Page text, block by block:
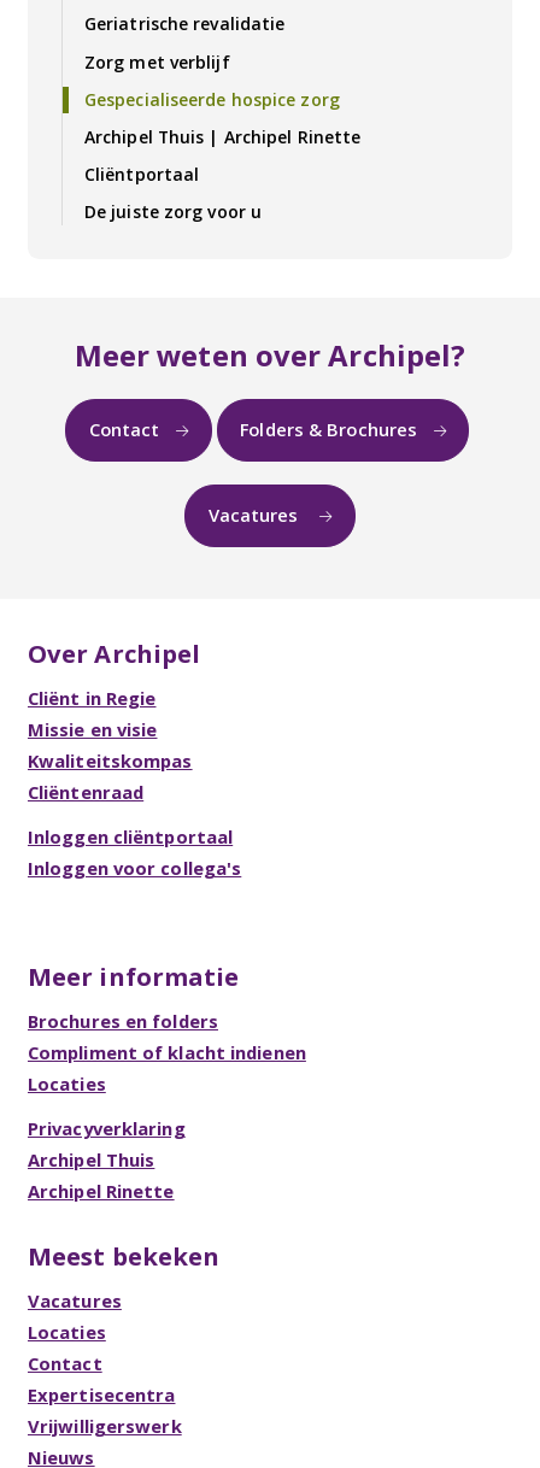
Geriatrische revalidatie
Zorg met verblijf
Gespecialiseerde hospice zorg
Archipel Thuis | Archipel Rinette
Cliëntportaal
De juiste zorg voor u
Meer weten over Archipel?
Contact Folders & Brochures
Vacatures
Over Archipel
Cliënt in Regie
Missie en visie
Kwaliteitskompas
Cliëntenraad
Inloggen cliëntportaal
Inloggen voor collega's
Meer informatie
Brochures en folders
Compliment of klacht indienen
Locaties
Privacyverklaring
Archipel Thuis
Archipel Rinette
Meest bekeken
Vacatures
Locaties
Contact
Expertisecentra
Vrijwilligerswerk
Nieuws